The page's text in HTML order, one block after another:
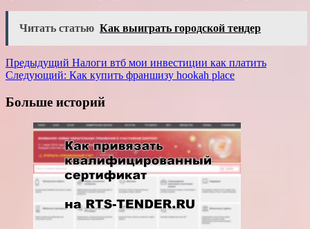
Читать статью Как выиграть городской тендер
Навигация
записи
Предыдущий Налоги втб мои инвестиции как платить
Следующий: Как купить франшизу hookah place
Больше историй